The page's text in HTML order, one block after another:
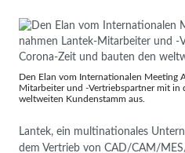
Den Elan vom Internationalen Meeting
Mitarbeiter und -Vertriebspartner mit in
weltweiten Kundenstamm aus.
Lantek, ein multinationales
dem Vertrieb von CAD/CAM/